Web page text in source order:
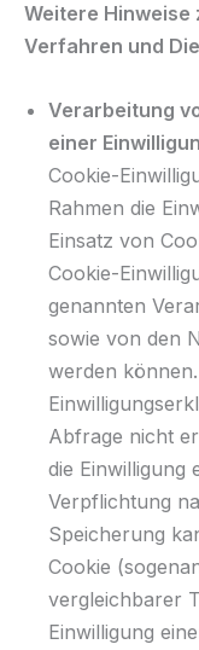
Weitere
Verfahren und
Verarbeitung
einer
Cookie-
Rahmen die
Einsatz von
Cookie-
genannten
sowie von den
werden
Abfrage nicht
die Einwilligung
Verpflichtung
Speicherung
Cookie
vergleichbarer
Einwilligung